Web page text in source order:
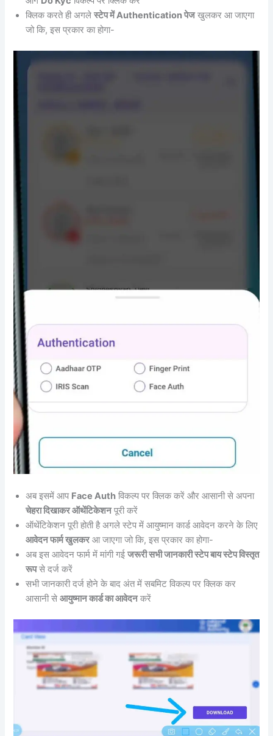
क्लिक करते ही अगलेस्टेप में Authentication पेजखुलकर आ जाएगा
जो कि, इस प्रकार का होगा-
अब इसमें आप Face Auth विकल्प पर क्लिक करें और आसानी से अपना
चेहरा दिखाकर ऑथेंटिकेशनपूरी करें
ऑथेंटिकेशन पूरी होती है अगले स्टेप में आयुष्मान कार्ड आवेदन करने के लिए
आवेदन फार्म खुलकरआ जाएगा जो कि, इस प्रकार का होगा-
अब इस आवेदन फार्म में मांगी गईजरूरी सभी जानकारी स्टेप बाय स्टेप विस्तृत
रूपसे दर्ज करें
सभी जानकारी दर्ज होने के बाद अंत में सबमिट विकल्प पर क्लिक कर
आसानी सेआयुष्मान कार्ड का आवेदनकरें